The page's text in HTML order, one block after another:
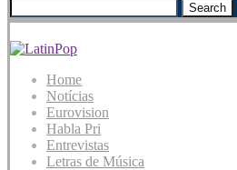
Search
Home
Notícias
Eurovision
Habla Pri
Entrevistas
Letras de Música